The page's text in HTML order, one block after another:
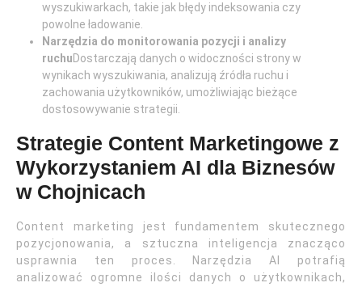
wyszukiwarkach, takie jak błędy indeksowania czy
powolne ładowanie.
Narzędzia do monitorowania pozycji i analizy
ruchuDostarczają danych o widoczności strony w
wynikach wyszukiwania, analizują źródła ruchu i
zachowania użytkowników, umożliwiając bieżące
dostosowywanie strategii.
Strategie Content Marketingowe z
Wykorzystaniem AI dla Biznesów
w Chojnicach
Content marketing jest fundamentem skutecznego
pozycjonowania, a sztuczna inteligencja znacząco
usprawnia ten proces. Narzędzia AI potrafią
analizować ogromne ilości danych o użytkownikach,